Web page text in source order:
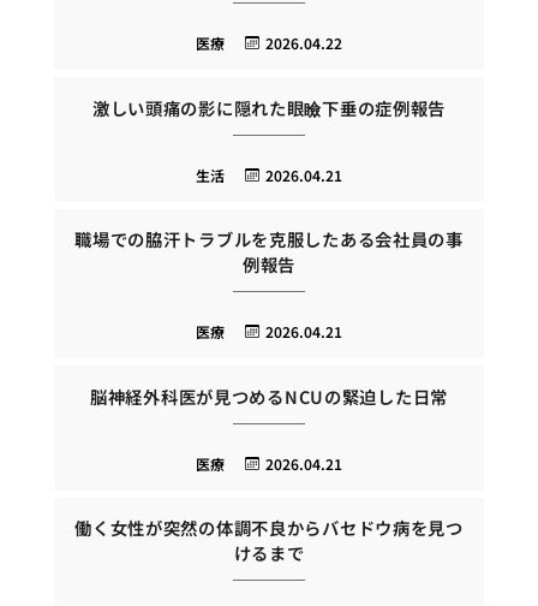
2026.04.22
医療
激しい頭痛の影に隠れた眼瞼下垂の症例報告
2026.04.21
生活
職場での脇汗トラブルを克服したある会社員の事
例報告
2026.04.21
医療
脳神経外科医が見つめるNCUの緊迫した日常
2026.04.21
医療
働く女性が突然の体調不良からバセドウ病を見つ
けるまで